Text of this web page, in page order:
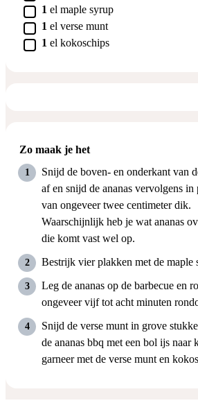
▢
1 el maple syrup
▢
1 el verse munt
▢
1 el kokoschips
Zo maak je het
Snijd de boven- en onderkant van
af en snijd de ananas vervolgens in
van ongeveer twee centimeter dik.
Waarschijnlijk heb je wat ananas
die komt vast wel op.
Bestrijk vier plakken met de maple
Leg de ananas op de barbecue en
ongeveer vijf tot acht minuten
Snijd de verse munt in grove
de ananas bbq met een bol ijs naar
garneer met de verse munt en